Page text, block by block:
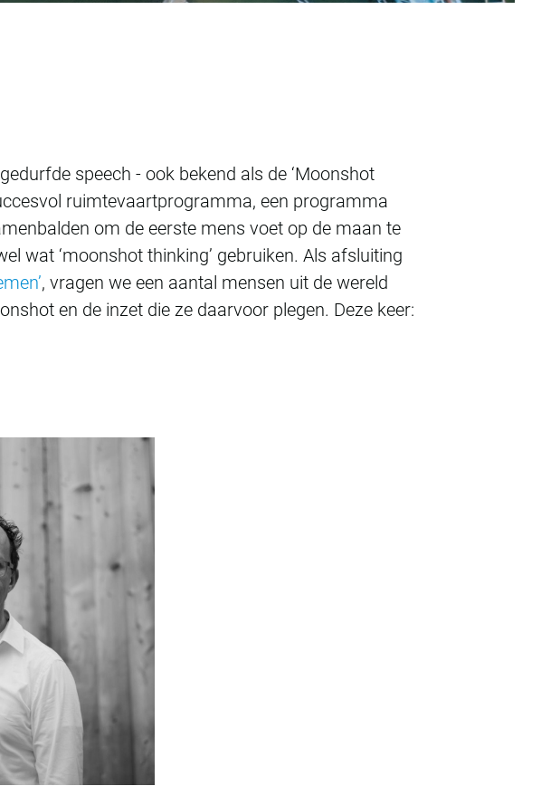
zoek naar ‘de eeuwige
speech - ook bekend als de ‘Moonshot
ruimtevaartprogramma, een programma
om de eerste mens voet op de maan te
wat ‘moonshot thinking’ gebruiken. Als afsluiting
, vragen we een aantal mensen uit de wereld
en de inzet die ze daarvoor plegen. Deze keer: